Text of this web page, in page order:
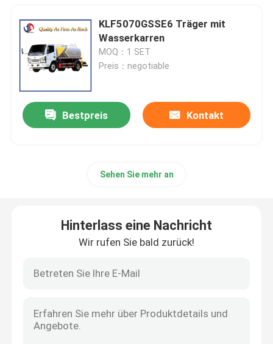
KLF5070GSSE6 Träger mit
Wasserkarren
MOQ：1 SET
Preis：negotiable
Bestpreis Kontakt
Sehen Sie mehr an
Hinterlass eine Nachricht
Wir rufen Sie bald zurück!